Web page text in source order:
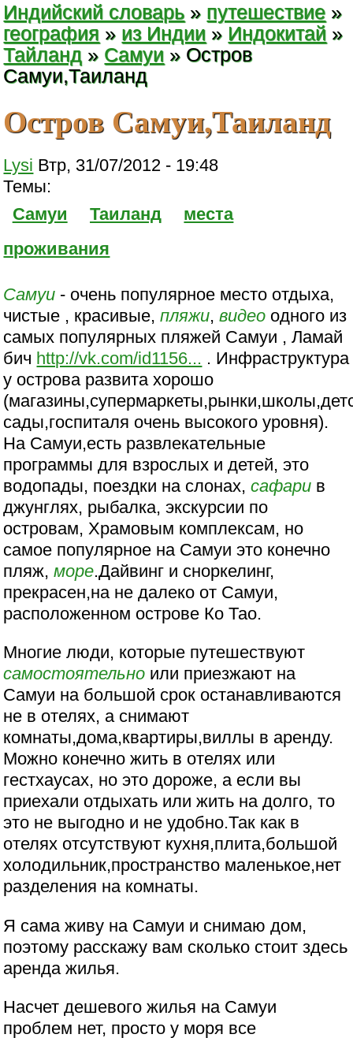
Индийский словарь » путешествие »
география » из Индии » Индокитай »
Тайланд » Самуи » Остров
Самуи,Таиланд
Остров Самуи,Таиланд
Lysi Втр, 31/07/2012 - 19:48
Темы:
Самуи
Таиланд
места
проживания
Самуи - очень популярное место отдыха,
чистые , красивые,пляжи,видео одного из
самых популярных пляжей Самуи , Ламай
бич http://vk.com/id1156... . Инфраструктура
у острова развита хорошо
сады,госпиталя очень высокого уровня).
На Самуи,есть развлекательные
программы для взрослых и детей, это
водопады, поездки на слонах,сафари в
джунглях, рыбалка, экскурсии по
островам, Храмовым комплексам, но
самое популярное на Самуи это конечно
пляж,море.Дайвинг и сноркелинг,
прекрасен,на не далеко от Самуи,
расположенном острове Ко Тао.
Многие люди, которые путешествуют
самостоятельно или приезжают на
Самуи на большой срок останавливаются
не в отелях, а снимают
комнаты,дома,квартиры,виллы в аренду.
Можно конечно жить в отелях или
гестхаусах, но это дороже, а если вы
приехали отдыхать или жить на долго, то
это не выгодно и не удобно.Так как в
отелях отсутствуют кухня,плита,большой
холодильник,пространство маленькое,нет
разделения на комнаты.
Я сама живу на Самуи и снимаю дом,
поэтому расскажу вам сколько стоит здесь
аренда жилья.
Насчет дешевого жилья на Самуи
проблем нет, просто у моря все